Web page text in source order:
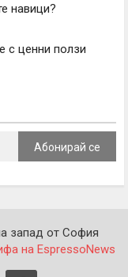
навици?
с ценни ползи
Абонирай се
запад от София
на EspressoNews